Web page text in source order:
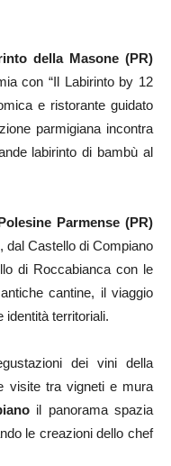
della Masone (PR)
con “Il Labirinto by 12
e ristorante guidato
parmigiana incontra
labirinto di bambù al
Parmense (PR)
dal Castello di Compiano
di Roccabianca con le
cantine, il viaggio
identità territoriali.
dei vini della
visite tra vigneti e mura
il panorama spazia
le creazioni dello chef